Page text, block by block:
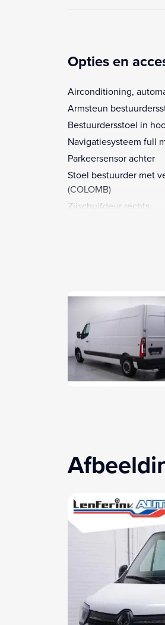
Opties en
Airconditioning,
Armsteun
Bestuurdersstoel in
Navigatiesysteem full
Parkeersensor achter
Stoel bestuurder met
(COLOMB)
Zijschuifdeur rechts
Anti doorSlip Regeling